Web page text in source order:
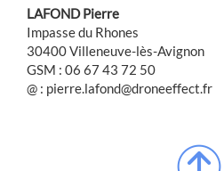
LAFOND Pierre
Impasse du Rhones
30400 Villeneuve-lès-Avignon
GSM : 06 67 43 72 50
@ : pierre.lafond@droneeffect.fr